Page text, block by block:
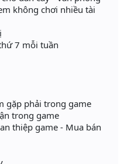
không chơi nhiều tài
7 mỗi tuần
gặp phải trong game
trong game
thiệp game - Mua bán